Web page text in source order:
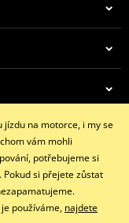
zadní straně kolen
jízdu na motorce, i my se
vám mohli
potřebujeme si
si přejete zůstat
používáme, najdete